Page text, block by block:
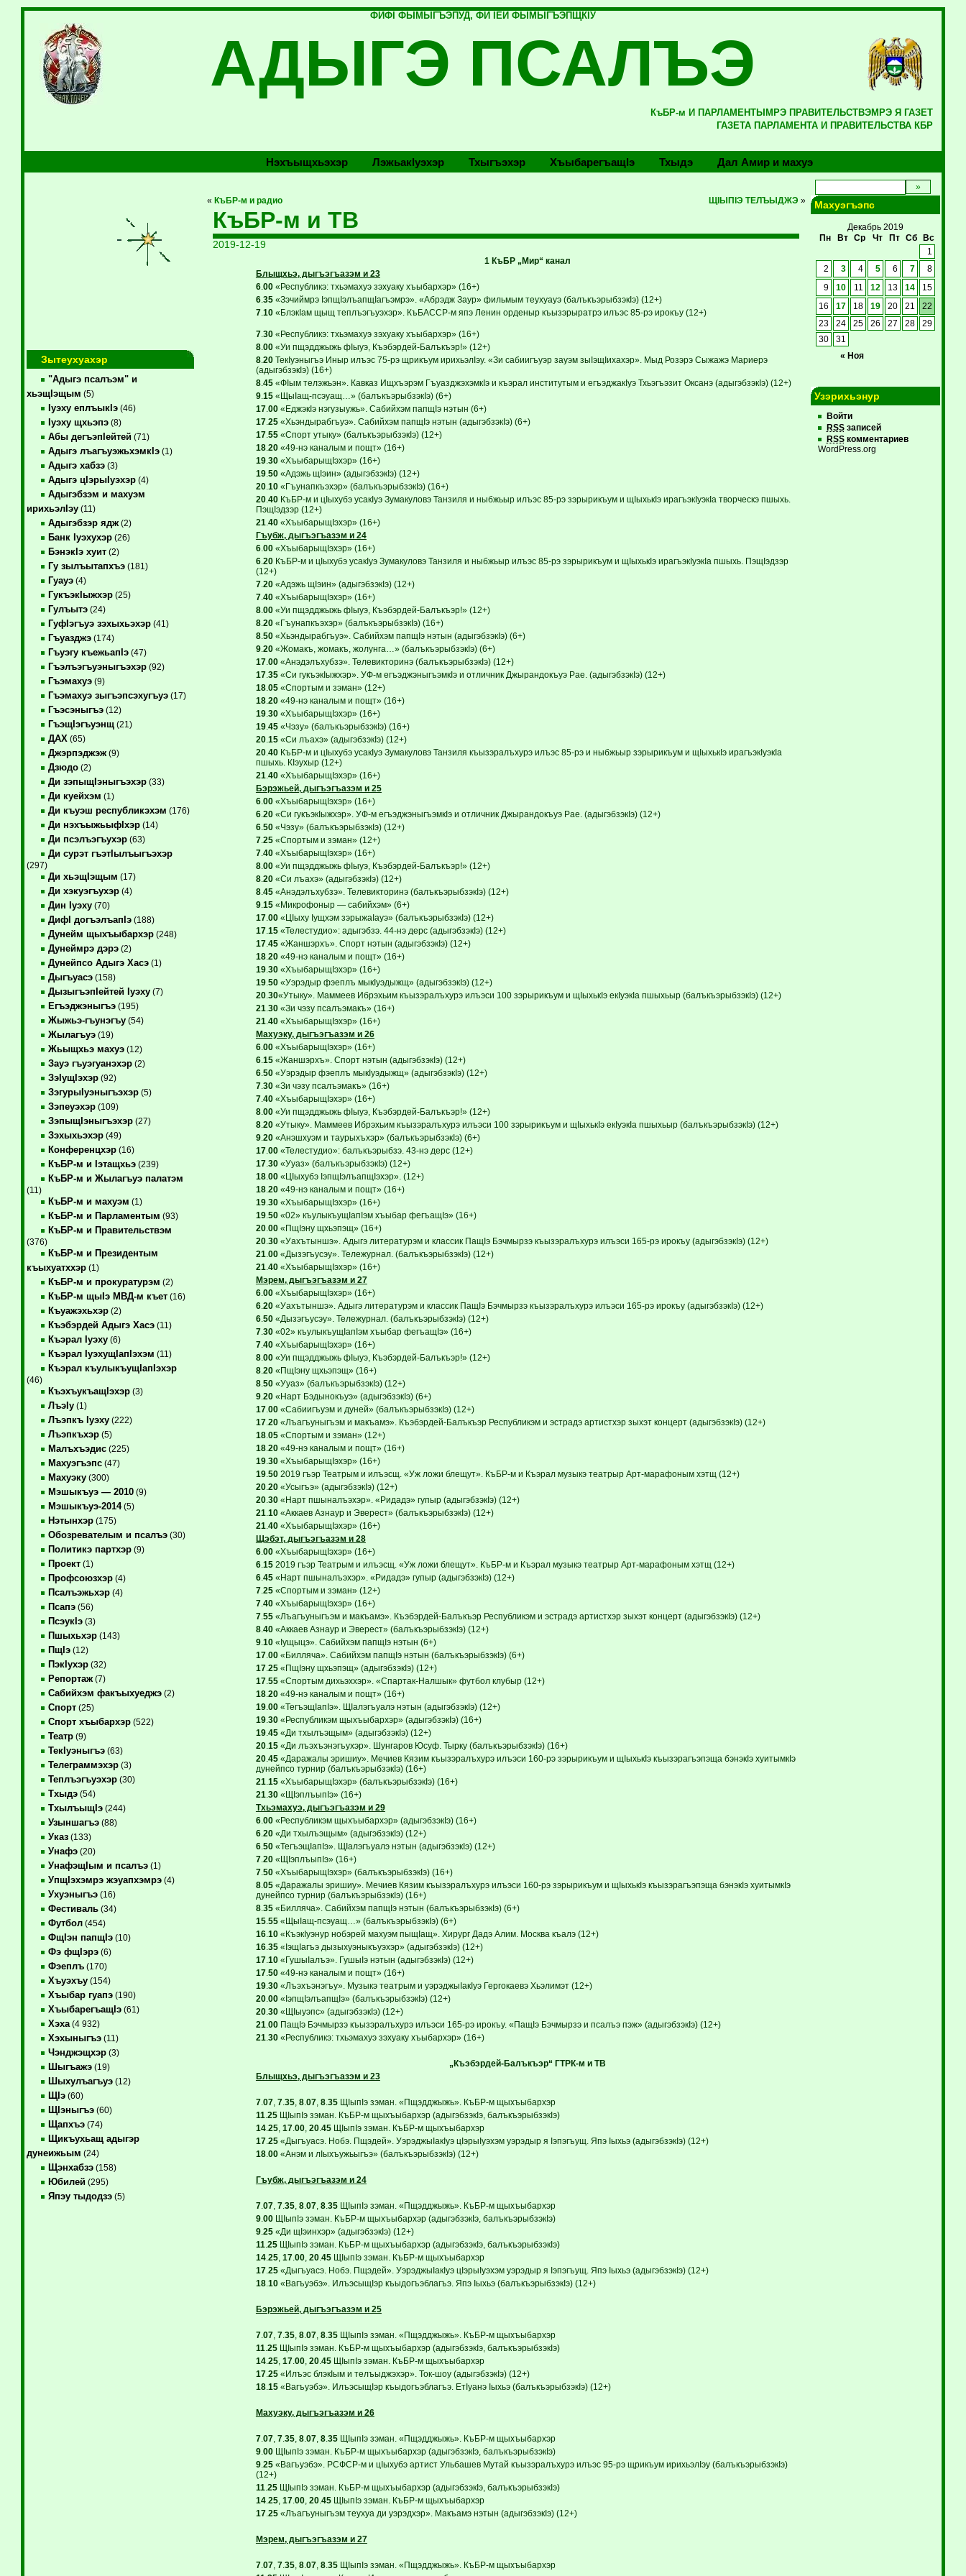
ФИФI ФЫМЫГЪЭПУД, ФИ IЕЙ ФЫМЫГЪЭПЩКIУ
АДЫГЭ ПСАЛЪЭ
КъБР-м И ПАРЛАМЕНТЫМРЭ ПРАВИТЕЛЬСТВЭМРЭ Я ГАЗЕТ
ГАЗЕТА ПАРЛАМЕНТА И ПРАВИТЕЛЬСТВА КБР
Нэхъыщхьэхэр Лэжьакlуэхэр Тхыгъэхэр Хъыбарегъащlэ Тхыдэ Дал Амир и махуэ
Зытеухуахэр
"Адыгэ псалъэм" и
хьэщIэщым (5)
Iуэху еплъыкIэ(46)
Iуэху щхьэпэ(8)
Абы дегъэпIейтей(71)
Адыгэ лъагъуэжьхэмкIэ(1)
Адыгэ хабзэ(3)
Адыгэ цIэрыIуэхэр(4)
Адыгэбзэм и махуэм
ирихьэлIэу(11)
Адыгэбзэр ядж(2)
Банк Iуэхухэр(26)
БэнэкIэ хуит(2)
Гу зылъытапхъэ(181)
Гуауэ(4)
ГукъэкIыжхэр(25)
Гулъытэ(24)
ГуфIэгъуэ зэхыхьэхэр(41)
Гъуазджэ(174)
Гъуэгу къежьапIэ(47)
Гъэлъэгъуэныгъэхэр(92)
Гъэмахуэ(9)
Гъэмахуэ зыгъэпсэхугъуэ(17)
Гъэсэныгъэ(12)
ГъэщIэгъуэнщ(21)
ДАХ (65)
Джэрпэджэж(9)
Дзюдо(2)
Ди зэпыщIэныгъэхэр(33)
Ди куейхэм (1)
Ди къуэш республикэхэм (176)
Ди нэхъыжьыфIхэр(14)
Ди псэлъэгъухэр(63)
Ди сурэт гъэтIылъыгъэхэр
(297)
Ди хьэщIэщым (17)
Ди хэкуэгъухэр(4)
Дин Iуэху(70)
ДифI догъэлъапIэ(188)
Дунейм щыхъыбархэр(248)
Дунеймрэ дэрэ(2)
Дунейпсо Адыгэ Хасэ(1)
Дыгъуасэ(158)
ДызыгъэпIейтей Iуэху(7)
Егъэджэныгъэ(195)
Жыжьэ-гъунэгъу(54)
Жылагъуэ(19)
Жьыщхьэ махуэ(12)
Зауэ гъуэгуанэхэр(2)
ЗэIущIэхэр(92)
ЗэгурыIуэныгъэхэр(5)
Зэпеуэхэр(109)
ЗэпыщIэныгъэхэр(27)
Зэхыхьэхэр(49)
Конференцхэр(16)
КъБР-м и Iэтащхьэ(239)
КъБР-м и Жылагъуэ палатэм
(11)
КъБР-м и махуэм (1)
КъБР-м и Парламентым (93)
КъБР-м и Правительствэм
(376)
КъБР-м и Президентым
къыхуатххэр(1)
КъБР-м и прокуратурэм (2)
КъБР-м щыIэ МВД-м къет(16)
Къуажэхьхэр(2)
Къэбэрдей Адыгэ Хасэ(11)
Къэрал Iуэху(6)
Къэрал IуэхущIапIэхэм (11)
Къэрал къулыкъущIапIэхэр
(46)
КъэхъукъащIэхэр(3)
ЛъэIу(1)
Лъэпкъ Iуэху(222)
Лъэпкъхэр(5)
Малъхъэдис(225)
Махуэгъэпс(47)
Махуэку(300)
Мэшыкъуэ — 2010(9)
Мэшыкъуэ-2014(5)
Нэтынхэр(175)
Обозревателым и псалъэ(30)
Политикэ партхэр(9)
Проект(1)
Профсоюзхэр(4)
Псалъэжьхэр(4)
Псапэ(56)
ПсэукIэ(3)
Пшыхьхэр(143)
ПщIэ(12)
ПэкIухэр(32)
Репортаж(7)
Сабийхэм факъыхуеджэ(2)
Спорт(25)
Спорт хъыбархэр(522)
Театр(9)
ТекIуэныгъэ(63)
Телеграммэхэр(3)
Теплъэгъуэхэр(30)
Тхыдэ(54)
ТхылъыщIэ(244)
Узыншагъэ(88)
Указ(133)
Унафэ(20)
УнафэщIым и псалъэ(1)
УпщIэхэмрэ жэуапхэмрэ(4)
Ухуэныгъэ(16)
Фестиваль(34)
Футбол(454)
ФщIэн папщIэ(10)
Фэ фщIэрэ(6)
Фэеплъ(170)
Хъуэхъу(154)
Хъыбар гуапэ(190)
ХъыбарегъащIэ(61)
Хэха(4 932)
Хэхыныгъэ(11)
Чэнджэщхэр(3)
Шыгъажэ(19)
Шыхулъагъуэ(12)
ЩIэ(60)
ЩIэныгъэ(60)
Щапхъэ(74)
Щикъухьащ адыгэр
дунеижьым (24)
Щэнхабзэ(158)
Юбилей(295)
Япэу тыдодзэ(5)
« КъБР-м и радио ЩIЫПIЭ ТЕЛЪЫДЖЭ »
КъБР-м и ТВ
2019-12-19
1 КъБР „Мир“ канал
Блыщхьэ, дыгъэгъазэм и 23
6. 00«Республикэ: тхьэмахуэ зэхуаку хъыбархэр» (16+)
6. 35«Зэчиймрэ IэпщIэлъапщIагъэмрэ». «Абрэдж Заур» фильмым теухуауэ (балъкъэрыбзэкIэ) (12+)
7. 10«БлэкIам щыщ теплъэгъуэхэр». КъБАССР-м япэ Ленин орденыр къызэрыратрэ илъэс 85-рэ ирокъу (12+)
7. 30«Республикэ: тхьэмахуэ зэхуаку хъыбархэр» (16+)
8. 00«Уи пщэдджыжь фIыуэ, Къэбэрдей-Балъкъэр!» (12+)
8. 20ТекIуэныгъэ Иныр илъэс 75-рэ щрикъум ирихьэлIэу. «Зи сабиигъуэр зауэм зыIэщIихахэр». Мыд Розэрэ Сыжажэ Мариерэ
(адыгэбзэкIэ) (16+)
8. 45«ФIым телэжьэн». Кавказ Ищхъэрэм ГъуазджэхэмкIэ и къэрал институтым и егъэджакIуэ Тхьэгъэзит Оксанэ (адыгэбзэкIэ) (12+)
9. 15«ЩыIащ-псэуащ…» (балъкъэрыбзэкIэ) (6+)
17. 00«ЕджэкIэ нэгузыужь». Сабийхэм папщIэ нэтын (6+)
17. 25«Хьэндырабгъуэ». Сабийхэм папщIэ нэтын (адыгэбзэкIэ) (6+)
17. 55«Спорт утыку» (балъкъэрыбзэкIэ) (12+)
18. 20«49-нэ каналым и пощт» (16+)
19. 30«ХъыбарыщIэхэр» (16+)
19. 50«Адэжь щIэин» (адыгэбзэкIэ) (12+)
20. 10«Гъунапкъэхэр» (балъкъэрыбзэкIэ) (16+)
20. 40КъБР-м и цIыхубэ усакIуэ Зумакуловэ Танзиля и ныбжьыр илъэс 85-рэ зэрырикъум и щIыхькIэ ирагъэкIуэкIа творческэ пшыхь.
ПэщIэдзэр (12+)
21 40«ХъыбарыщIэхэр» (16+)
Гъубж, дыгъэгъазэм и 24
6. 00«ХъыбарыщIэхэр» (16+)
6. 20КъБР-м и цIыхубэ усакIуэ Зумакуловэ Танзиля и ныбжьыр илъэс 85-рэ зэрырикъум и щIыхькIэ ирагъэкIуэкIа пшыхь. ПэщIэдзэр
(12+)
7. 20«Адэжь щIэин» (адыгэбзэкIэ) (12+)
7. 40«ХъыбарыщIэхэр» (16+)
8. 00«Уи пщэдджыжь фIыуэ, Къэбэрдей-Балъкъэр!» (12+)
8. 20«Гъунапкъэхэр» (балъкъэрыбзэкIэ) (16+)
8. 50«Хьэндырабгъуэ». Сабийхэм папщIэ нэтын (адыгэбзэкIэ) (6+)
9. 20«Жомакъ, жомакъ, жолунга…» (балъкъэрыбзэкIэ) (6+)
17. 00«Анэдэлъхубзэ». Телевикторинэ (балъкъэрыбзэкIэ) (12+)
17. 35«Си гукъэкIыжхэр». УФ-м егъэджэныгъэмкIэ и отличник Джырандокъуэ Рае. (адыгэбзэкIэ) (12+)
18. 05«Спортым и зэман» (12+)
18. 20«49-нэ каналым и пощт» (16+)
19. 30«ХъыбарыщIэхэр» (16+)
19. 45«Чэзу» (балъкъэрыбзэкIэ) (16+)
20. 15«Си лъахэ» (адыгэбзэкIэ) (12+)
20. 40КъБР-м и цIыхубэ усакIуэ Зумакуловэ Танзиля къызэралъхурэ илъэс 85-рэ и ныбжьыр зэрырикъум и щIыхькIэ ирагъэкIуэкIа
пшыхь. КIэухыр (12+)
21 40«ХъыбарыщIэхэр» (16+)
Бэрэжьей, дыгъэгъазэм и 25
6. 00«ХъыбарыщIэхэр» (16+)
6. 20«Си гукъэкIыжхэр». УФ-м егъэджэныгъэмкIэ и отличник Джырандокъуэ Рае. (адыгэбзэкIэ) (12+)
6. 50«Чэзу» (балъкъэрыбзэкIэ) (12+)
7. 25«Спортым и зэман» (12+)
7. 40«ХъыбарыщIэхэр» (16+)
8. 00«Уи пщэдджыжь фIыуэ, Къэбэрдей-Балъкъэр!» (12+)
8. 20«Си лъахэ» (адыгэбзэкIэ) (12+)
8. 45«Анэдэлъхубзэ». Телевикторинэ (балъкъэрыбзэкIэ) (12+)
9. 15«Микрофоныр — сабийхэм» (6+)
17. 00«ЦIыху Iущхэм зэрыжаIауэ» (балъкъэрыбзэкIэ) (12+)
17. 15«Телестудио»: адыгэбзэ. 44-нэ дерс (адыгэбзэкIэ) (12+)
17. 45«Жаншэрхъ». Спорт нэтын (адыгэбзэкIэ) (12+)
18. 20«49-нэ каналым и пощт» (16+)
19. 30«ХъыбарыщIэхэр» (16+)
19. 50«Уэрэдыр фэеплъ мыкIуэдыжщ» (адыгэбзэкIэ) (12+)
20. 30«Утыку». Маммеев Ибрэхьим къызэралъхурэ илъэси 100 зэрырикъум и щIыхькIэ екIуэкIа пшыхьыр (балъкъэрыбзэкIэ) (12+)
21 30«Зи чэзу псалъэмакъ» (16+)
21 40«ХъыбарыщIэхэр» (16+)
Махуэку, дыгъэгъазэм и 26
6. 00«ХъыбарыщIэхэр» (16+)
6. 15«Жаншэрхъ». Спорт нэтын (адыгэбзэкIэ) (12+)
6. 50«Уэрэдыр фэеплъ мыкIуэдыжщ» (адыгэбзэкIэ) (12+)
7. 30«Зи чэзу псалъэмакъ» (16+)
7. 40«ХъыбарыщIэхэр» (16+)
8. 00«Уи пщэдджыжь фIыуэ, Къэбэрдей-Балъкъэр!» (12+)
8. 20«Утыку». Маммеев Ибрэхьим къызэралъхурэ илъэси 100 зэрырикъум и щIыхькIэ екIуэкIа пшыхьыр (балъкъэрыбзэкIэ) (12+)
9. 20«Анэшхуэм и таурыхъхэр» (балъкъэрыбзэкIэ) (6+)
17. 00«Телестудио»: балъкъэрыбзэ. 43-нэ дерс (12+)
17. 30«Ууаз» (балъкъэрыбзэкIэ) (12+)
18. 00«ЦIыхубэ IэпщIэлъапщIэхэр». (12+)
18. 20«49-нэ каналым и пощт» (16+)
19. 30«ХъыбарыщIэхэр» (16+)
19. 50«02» къулыкъущIапIэм хъыбар фегъащIэ» (16+)
20. 00«ПщIэну щхьэпэщ» (16+)
20. 30«Уахътыншэ». Адыгэ литературэм и классик ПащIэ Бэчмырзэ къызэралъхурэ илъэси 165-рэ ирокъу (адыгэбзэкIэ) (12+)
21 00«Дызэгъусэу». Тележурнал. (балъкъэрыбзэкIэ) (12+)
21 40«ХъыбарыщIэхэр» (16+)
Мэрем, дыгъэгъазэм и 27
6. 00«ХъыбарыщIэхэр» (16+)
6. 20«Уахътыншэ». Адыгэ литературэм и классик ПащIэ Бэчмырзэ къызэралъхурэ илъэси 165-рэ ирокъу (адыгэбзэкIэ) (12+)
6. 50«Дызэгъусэу». Тележурнал. (балъкъэрыбзэкIэ) (12+)
7. 30«02» къулыкъущIапIэм хъыбар фегъащIэ» (16+)
7. 40«ХъыбарыщIэхэр» (16+)
8. 00«Уи пщэдджыжь фIыуэ, Къэбэрдей-Балъкъэр!» (12+)
8. 20«ПщIэну щхьэпэщ» (16+)
8. 50«Ууаз» (балъкъэрыбзэкIэ) (12+)
9. 20«Нарт Бэдынокъуэ» (адыгэбзэкIэ) (6+)
17. 00«Сабиигъуэм и дуней» (балъкъэрыбзэкIэ) (12+)
17. 20«Лъагъуныгъэм и макъамэ». Къэбэрдей-Балъкъэр Республикэм и эстрадэ артистхэр зыхэт концерт (адыгэбзэкIэ) (12+)
18. 05«Спортым и зэман» (12+)
18. 20«49-нэ каналым и пощт» (16+)
19. 30«ХъыбарыщIэхэр» (16+)
19. 502019 гъэр Театрым и илъэсщ. «Уж ложи блещут». КъБР-м и Къэрал музыкэ театрыр Арт-марафоным хэтщ (12+)
20. 20«Усыгъэ» (адыгэбзэкIэ) (12+)
20. 30«Нарт пшыналъэхэр». «Ридадэ» гупыр (адыгэбзэкIэ) (12+)
21 10«Аккаев Азнаур и Эверест» (балъкъэрыбзэкIэ) (12+)
21 40«ХъыбарыщIэхэр» (16+)
Щэбэт, дыгъэгъазэм и 28
6. 00«ХъыбарыщIэхэр» (16+)
6. 152019 гъэр Театрым и илъэсщ. «Уж ложи блещут». КъБР-м и Къэрал музыкэ театрыр Арт-марафоным хэтщ (12+)
6. 45«Нарт пшыналъэхэр». «Ридадэ» гупыр (адыгэбзэкIэ) (12+)
7. 25«Спортым и зэман» (12+)
7. 40«ХъыбарыщIэхэр» (16+)
7. 55«Лъагъуныгъэм и макъамэ». Къэбэрдей-Балъкъэр Республикэм и эстрадэ артистхэр зыхэт концерт (адыгэбзэкIэ) (12+)
8. 40«Аккаев Азнаур и Эверест» (балъкъэрыбзэкIэ) (12+)
9. 10«Iущыцэ». Сабийхэм папщIэ нэтын (6+)
17. 00«Билляча». Сабийхэм папщIэ нэтын (балъкъэрыбзэкIэ) (6+)
17. 25«ПщIэну щхьэпэщ» (адыгэбзэкIэ) (12+)
17. 55«Спортым дихьэххэр». «Спартак-Налшык» футбол клубыр (12+)
18. 20«49-нэ каналым и пощт» (16+)
19. 00«ТегъэщIапIэ». ЩIалэгъуалэ нэтын (адыгэбзэкIэ) (12+)
19. 30«Республикэм щыхъыбархэр» (адыгэбзэкIэ) (16+)
19. 45«Ди тхылъэщым» (адыгэбзэкIэ) (12+)
20. 15«Ди лъэхъэнэгъухэр». Шунгаров Юсуф. Тырку (балъкъэрыбзэкIэ) (16+)
20. 45«Даражалы эришиу». Мечиев Кязим къызэралъхурэ илъэси 160-рэ зэрырикъум и щIыхькIэ къызэрагъэпэща бэнэкIэ хуитымкIэ
дунейпсо турнир (балъкъэрыбзэкIэ) (16+)
21 15«ХъыбарыщIэхэр» (балъкъэрыбзэкIэ) (16+)
21 30«ЩIэплъыпIэ» (16+)
Тхьэмахуэ, дыгъэгъазэм и 29
6. 00«Республикэм щыхъыбархэр» (адыгэбзэкIэ) (16+)
6. 20«Ди тхылъэщым» (адыгэбзэкIэ) (12+)
6. 50«ТегъэщIапIэ». ЩIалэгъуалэ нэтын (адыгэбзэкIэ) (12+)
7. 20«ЩIэплъыпIэ» (16+)
7. 50«ХъыбарыщIэхэр» (балъкъэрыбзэкIэ) (16+)
8. 05«Даражалы эришиу». Мечиев Кязим къызэралъхурэ илъэси 160-рэ зэрырикъум и щIыхькIэ къызэрагъэпэща бэнэкIэ хуитымкIэ
дунейпсо турнир (балъкъэрыбзэкIэ) (16+)
8. 35«Билляча». Сабийхэм папщIэ нэтын (балъкъэрыбзэкIэ) (6+)
15. 55«ЩыIащ-псэуащ…» (балъкъэрыбзэкIэ) (6+)
16. 10«КъэкIуэнур нобэрей махуэм пыщIащ». Хирург Дадэ Алим. Москва къалэ (12+)
16. 35«IэщIагъэ дызыхуэныкъуэхэр» (адыгэбзэкIэ) (12+)
17. 10«ГушыIалъэ». ГушыIэ нэтын (адыгэбзэкIэ) (12+)
17. 50«49-нэ каналым и пощт» (16+)
19. 30«Лъэхъэнэгъу». Музыкэ театрым и уэрэджыIакIуэ Гергокаевэ Хьэлимэт (12+)
20. 00«IэпщIэлъапщIэ» (балъкъэрыбзэкIэ) (12+)
20. 30«ЩIыуэпс» (адыгэбзэкIэ) (12+)
21 00ПащIэ Бэчмырзэ къызэралъхурэ илъэси 165-рэ ирокъу. «ПащIэ Бэчмырзэ и псалъэ пэж» (адыгэбзэкIэ) (12+)
21 30«Республикэ: тхьэмахуэ зэхуаку хъыбархэр» (16+)
„Къэбэрдей-Балъкъэр“ ГТРК-м и ТВ
Блыщхьэ, дыгъэгъазэм и 23
7. 07, 7. 35, 8. 07, 8. 35ЩIыпIэ зэман. «Пщэдджыжь». КъБР-м щыхъыбархэр
11 25ЩIыпIэ зэман. КъБР-м щыхъыбархэр (адыгэбзэкIэ, балъкъэрыбзэкIэ)
14. 25, 17. 00, 20. 45ЩIыпIэ зэман. КъБР-м щыхъыбархэр
17. 25«Дыгъуасэ. Нобэ. Пщэдей». УэрэджыIакIуэ цIэрыIуэхэм уэрэдыр я Iэпэгъущ. Япэ Iыхьэ (адыгэбзэкIэ) (12+)
18. 00«Анэм и лIыхъужьыгъэ» (балъкъэрыбзэкIэ) (12+)
Гъубж, дыгъэгъазэм и 24
7. 07, 7. 35, 8. 07, 8. 35ЩIыпIэ зэман. «Пщэдджыжь». КъБР-м щыхъыбархэр
9. 00ЩIыпIэ зэман. КъБР-м щыхъыбархэр (адыгэбзэкIэ, балъкъэрыбзэкIэ)
9. 25«Ди щIэинхэр» (адыгэбзэкIэ) (12+)
11 25ЩIыпIэ зэман. КъБР-м щыхъыбархэр (адыгэбзэкIэ, балъкъэрыбзэкIэ)
14. 25, 17. 00, 20. 45ЩIыпIэ зэман. КъБР-м щыхъыбархэр
17. 25«Дыгъуасэ. Нобэ. Пщэдей». УэрэджыIакIуэ цIэрыIуэхэм уэрэдыр я Iэпэгъущ. Япэ Iыхьэ (адыгэбзэкIэ) (12+)
18. 10«Вагъуэбэ». ИлъэсыщIэр къыдогъэблагъэ. Япэ Iыхьэ (балъкъэрыбзэкIэ) (12+)
Бэрэжьей, дыгъэгъазэм и 25
7. 07, 7. 35, 8. 07, 8. 35ЩIыпIэ зэман. «Пщэдджыжь». КъБР-м щыхъыбархэр
11 25ЩIыпIэ зэман. КъБР-м щыхъыбархэр (адыгэбзэкIэ, балъкъэрыбзэкIэ)
14. 25, 17. 00, 20. 45ЩIыпIэ зэман. КъБР-м щыхъыбархэр
17. 25«Илъэс блэкIым и телъыджэхэр». Ток-шоу (адыгэбзэкIэ) (12+)
18. 15«Вагъуэбэ». ИлъэсыщIэр къыдогъэблагъэ. ЕтIуанэ Iыхьэ (балъкъэрыбзэкIэ) (12+)
Махуэку, дыгъэгъазэм и 26
7. 07, 7. 35, 8. 07, 8. 35ЩIыпIэ зэман. «Пщэдджыжь». КъБР-м щыхъыбархэр
9. 00ЩIыпIэ зэман. КъБР-м щыхъыбархэр (адыгэбзэкIэ, балъкъэрыбзэкIэ)
9. 25«Вагъуэбэ». РСФСР-м и цIыхубэ артист Ульбашев Мутай къызэралъхурэ илъэс 95-рэ щрикъум ирихьэлIэу (балъкъэрыбзэкIэ)
(12+)
11 25ЩIыпIэ зэман. КъБР-м щыхъыбархэр (адыгэбзэкIэ, балъкъэрыбзэкIэ)
14. 25, 17. 00, 20. 45ЩIыпIэ зэман. КъБР-м щыхъыбархэр
17. 25«Лъагъуныгъэм теухуа ди уэрэдхэр». Макъамэ нэтын (адыгэбзэкIэ) (12+)
Мэрем, дыгъэгъазэм и 27
7. 07, 7. 35, 8. 07, 8. 35ЩIыпIэ зэман. «Пщэдджыжь». КъБР-м щыхъыбархэр
Махуэгъэпс
Декабрь 2019
Пн
Вт Ср Чт Пт Сб Вс
« Ноя
1
2
3 4 5 6 7 8
9 10 11 12 13 14 15
16 17 18 19 20 21
22
23
24 25 26 27 28
29
30
31
Узэрихьэнур
Войти
RSSзаписей
RSSкомментариев
WordPress.org